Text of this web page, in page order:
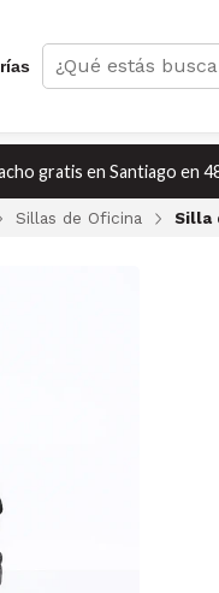
gratis en Santiago en
Sillas de Oficina Silla